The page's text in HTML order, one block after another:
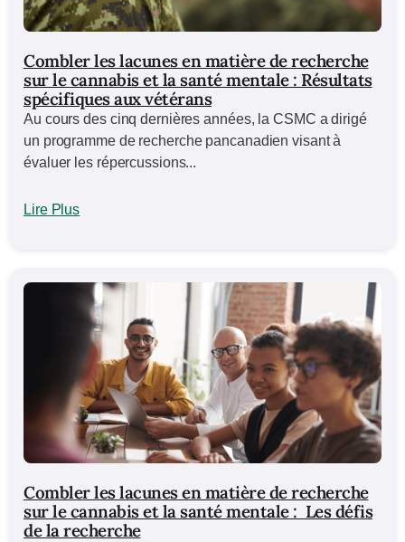
Combler les lacunes en matière de recherche
sur le cannabis et la santé mentale : Résultats
spécifiques aux vétérans
Au cours des cinq dernières années, la CSMC a dirigé
un programme de recherche pancanadien visant à
évaluer les répercussions...
Lire Plus
Combler les lacunes en matière de recherche
sur le cannabis et la santé mentale : Les défis
de la recherche